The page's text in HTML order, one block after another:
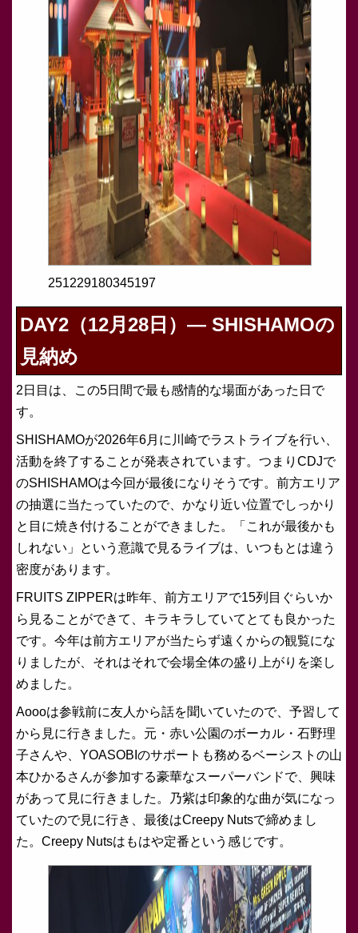
251229180345197
DAY2（12月28日）— SHISHAMOの
見納め
2日目は、この5日間で最も感情的な場面があった日で
す。
SHISHAMOが2026年6月に川崎でラストライブを行い、
活動を終了することが発表されています。つまりCDJで
のSHISHAMOは今回が最後になりそうです。前方エリア
の抽選に当たっていたので、かなり近い位置でしっかり
と目に焼き付けることができました。「これが最後かも
しれない」という意識で見るライブは、いつもとは違う
密度があります。
FRUITS ZIPPERは昨年、前方エリアで15列目ぐらいか
ら見ることができて、キラキラしていてとても良かった
です。今年は前方エリアが当たらず遠くからの観覧にな
りましたが、それはそれで会場全体の盛り上がりを楽し
めました。
Aoooは参戦前に友人から話を聞いていたので、予習して
から見に行きました。元・赤い公園のボーカル・石野理
子さんや、YOASOBIのサポートも務めるベーシストの山
本ひかるさんが参加する豪華なスーパーバンドで、興味
があって見に行きました。乃紫は印象的な曲が気になっ
ていたので見に行き、最後はCreepy Nutsで締めまし
た。Creepy Nutsはもはや定番という感じです。